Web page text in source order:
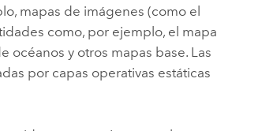
mapas de imágenes (como el
como, por ejemplo, el mapa
océanos y otros mapas base. Las
por capas operativas estáticas